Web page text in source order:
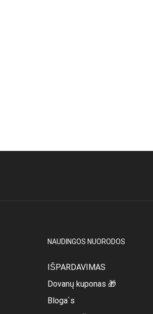
NAUDINGOS NUORODOS
IŠPARDAVIMAS
Dovanų kuponas 🎁
Bloga`s